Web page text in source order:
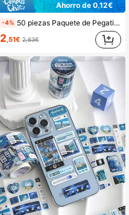
Ahorro de 0,12€
-4% 50 piezas Paquete de Pegatinas Vintage para Funda de Teléfono, Cuaderno, Portátil, Equipaje, Casco, Monopatín, Coche, Kindle, Café, Útiles Escolares Decoración DIY
2 ,51€ 2,63€